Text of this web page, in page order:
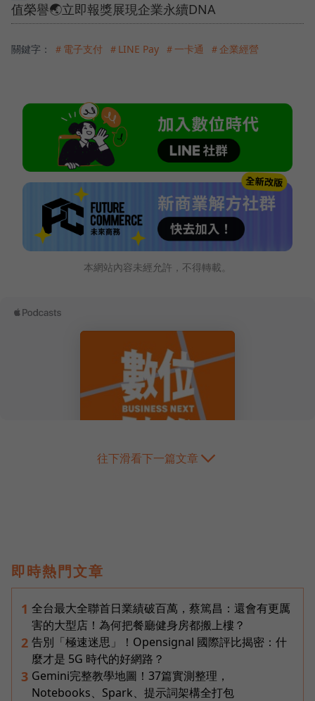
值榮譽🌏立即報獎展現企業永續DNA
關鍵字： ＃電子支付 ＃LINE Pay ＃一卡通 ＃企業經營
本網站內容未經允許，不得轉載。
往下滑看下一篇文章
即時熱門文章
1 全台最大全聯首日業績破百萬，蔡篤昌：還會有更厲
害的大型店！為何把餐廳健身房都搬上樓？
2 告別「極速迷思」！Opensignal 國際評比揭密：什
麼才是 5G 時代的好網路？
3 Gemini完整教學地圖！37篇實測整理，
Notebooks、Spark、提示詞架構全打包